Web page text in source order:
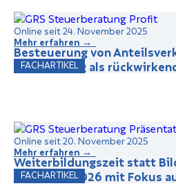
FACHARTIKEL
Online seit 24. November 2025
Besteuerung von
Rückzahlung als
Mehr erfahren →
FACHARTIKEL
Online seit 20. November 2025
Weiterbildungszeit statt
Modell ab 2026 mit Fokus
Mehr erfahren →